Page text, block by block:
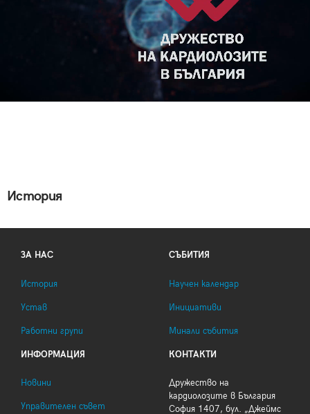
История
ЗА НАС
История
Устав
Работни групи
СЪБИТИЯ
Научен календар
Инициативи
Минали събития
ИНФОРМАЦИЯ
Новини
Управителен съвет
КОНТАКТИ
Дружество на
кардиолозите в България
София 1407, бул. „Джеймс